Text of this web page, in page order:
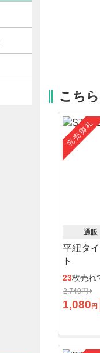
こち
完売御礼
通販
平紐タ
ト
23枚売れ
2,740円
1,080 円